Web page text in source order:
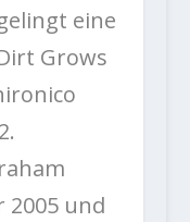
eine
Grows
2005 und